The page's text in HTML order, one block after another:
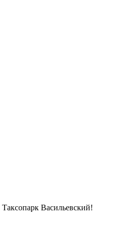
Васильевский!